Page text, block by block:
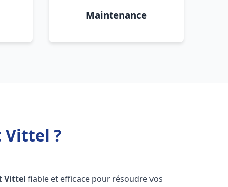
Maintenance
Vittel ?
Vittel fiable et efficace pour résoudre vos